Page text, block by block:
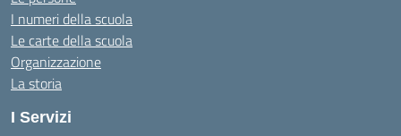
I numeri della scuola
Le carte della scuola
Organizzazione
La storia
I Servizi